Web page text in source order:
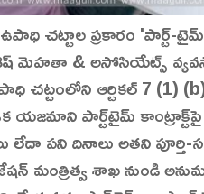
ప్రకారం 'పార్ట్-టైమ్'
మెహతా & అసోసియేట్స్
ఆర్టికల్ 7 (1)
యజమాని పార్ట్‌టైమ్
లేదా పని దినాలు అతని
మంత్రిత్వ శాఖ నుండి